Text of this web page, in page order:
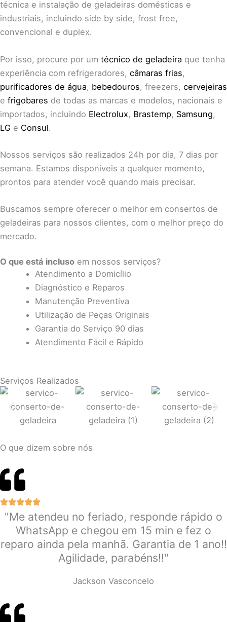
técnica e instalação de geladeiras domésticas e
industriais, incluindo side by side, frost free,
convencional e duplex.
Por isso, procure por um técnico de geladeira que tenha
experiência com refrigeradores, câmaras frias,
purificadores de água, bebedouros, freezers, cervejeiras
e frigobares de todas as marcas e modelos, nacionais e
importados, incluindo Electrolux, Brastemp, Samsung,
LG e Consul.
Nossos serviços são realizados 24h por dia, 7 dias por
semana. Estamos disponíveis a qualquer momento,
prontos para atender você quando mais precisar.
Buscamos sempre oferecer o melhor em consertos de
geladeiras para nossos clientes, com o melhor preço do
mercado.
O que está incluso em nossos serviços?
Atendimento a Domicílio
Diagnóstico e Reparos
Manutenção Preventiva
Utilização de Peças Originais
Garantia do Serviço 90 dias
Atendimento Fácil e Rápido
Serviços Realizados
O que dizem sobre nós
"Me atendeu no feriado, responde rápido o
WhatsApp e chegou em 15 min e fez o
reparo ainda pela manhã. Garantia de 1 ano!!
Agilidade, parabéns!!"
Jackson Vasconcelo